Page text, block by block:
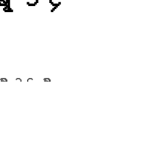
ာ ၁၄ ရွာ